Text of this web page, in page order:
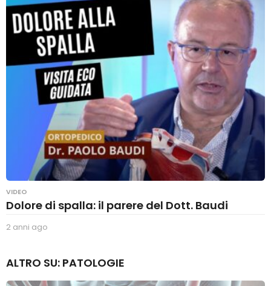
i
a
g
o
VIDEO
Dolore di spalla: il parere del Dott. Baudi
2 anni ago
n
ALTRO SU: PATOLOGIE